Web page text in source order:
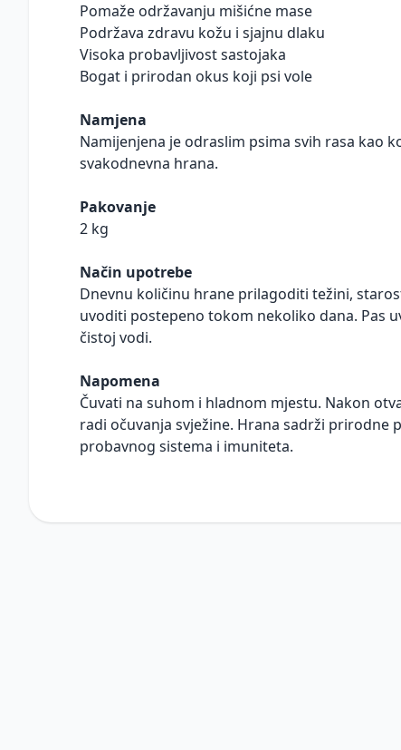
Pomaže održavanju mišićne mase
Podržava zdravu kožu i sjajnu dlaku
Visoka probavljivost sastojaka
Bogat i prirodan okus koji psi vole
Namjena
Namijenjena je odraslim psima svih rasa kao
svakodnevna hrana.
Pakovanje
2 kg
Način upotrebe
Dnevnu količinu hrane prilagoditi težini,
uvoditi postepeno tokom nekoliko dana. Pas
čistoj vodi.
Napomena
Čuvati na suhom i hladnom mjestu. Nakon
radi očuvanja svježine. Hrana sadrži
probavnog sistema i imuniteta.